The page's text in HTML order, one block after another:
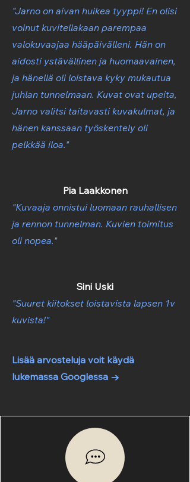
"Jarno on aivan huikea tyyppi! En olisi
voinut kuvitellakaan parempaa
valokuvaajaa hääpäivälleni. Hän on
aidosti ystävällinen ja huomaavainen,
ja hänellä oli loistava kyky mukautua
juhlan tunnelmaan. Kuvat ovat upeita,
Jarno valitsi taitavasti kuvakulmat, ja
hänen kanssaan työskentely oli
pelkkää iloa."
Pia Laakkonen
"Kuvaaja onnistui luomaan rauhallisen
ja rennon tunnelman. Kuvien toimitus
oli nopea."
Sini Uski
"Suuret kiitokset loistavista lapsen 1v
kuvista!"
Lisää arvosteluja voit käydä
lukemassa Googlessa →